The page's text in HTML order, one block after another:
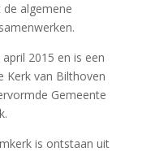
algemene
2015 en is een
Kerk van Bilthoven
Gemeente
is ontstaan uit